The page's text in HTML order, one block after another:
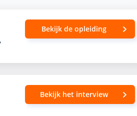
Bekijk de opleiding
Bekijk het interview